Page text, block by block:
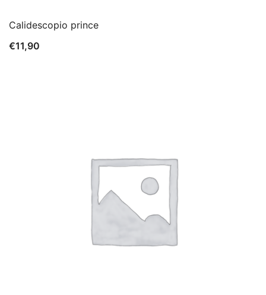
Calidescopio prince
€11,90